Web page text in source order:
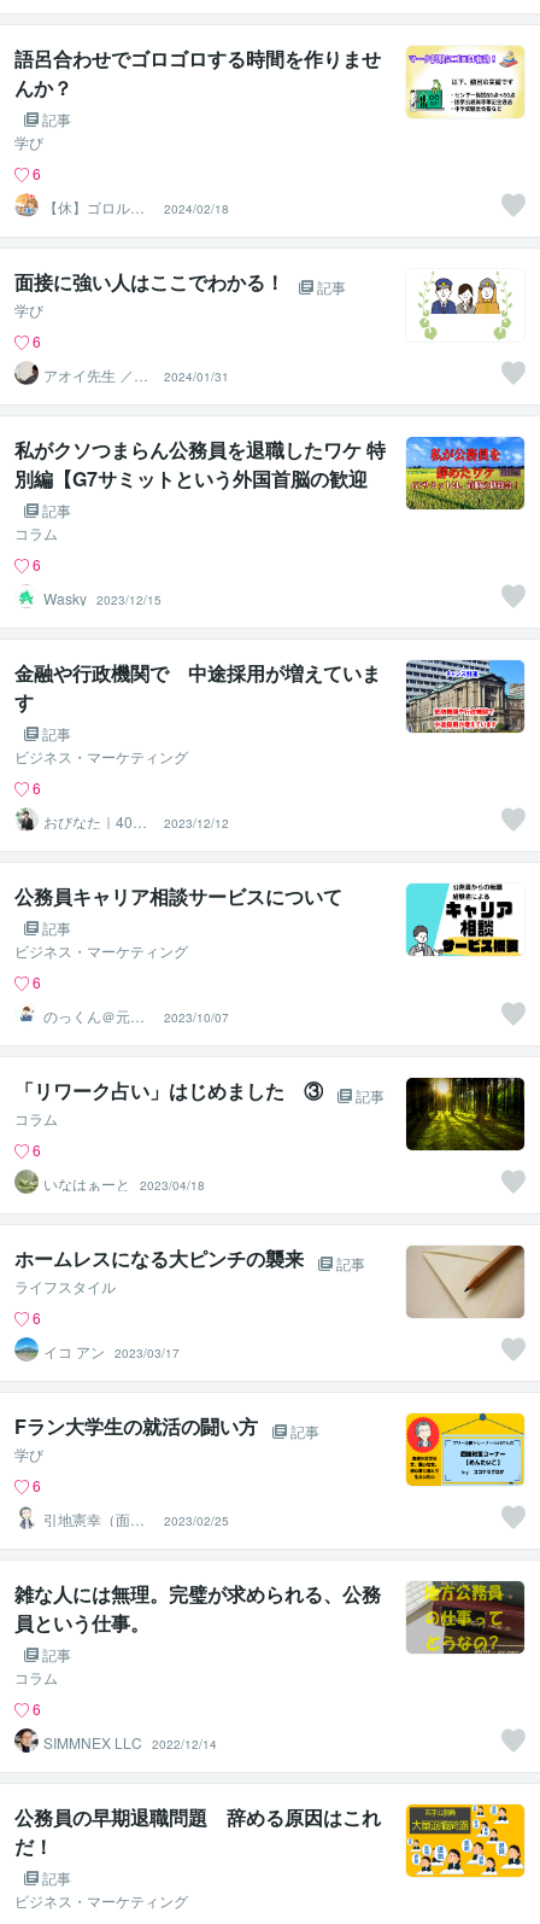
ガネ女子
語呂合わせでゴロゴロする時間を作りませ
んか？
記事
学び
6
【休】ゴロル～
まったりライフ
クラフター～
2024/02/18
面接に強い人はここでわかる！
記事
学び
6
アオイ先生 ／公
務員対策現役プ
ロ講師
2024/01/31
私がクソつまらん公務員を退職したワケ 特
別編【G7サミットという外国首脳の歓迎
会】記事
コラム
6
Wasky 2023/12/15
金融や行政機関で 中途採用が増えていま
す
記事
ビジネス・マーケティング
6
おびなた｜40
代・50代の就活
サポーター
2023/12/12
公務員キャリア相談サービスについて
記事
ビジネス・マーケティング
6
のっくん＠元公
務員
2023/10/07
「リワーク占い」はじめました ③
記事
コラム
6
いなはぁーと
2023/04/18
ホームレスになる大ピンチの襲来
記事
ライフスタイル
6
イコ アン
2023/03/17
Fラン大学生の就活の闘い方
記事
学び
6
引地憲幸（面接
トレーナーnori
さん）
2023/02/25
雑な人には無理。完璧が求められる、公務
員という仕事。
記事
コラム
6
SIMMNEX LLC
2022/12/14
公務員の早期退職問題 辞める原因はこれ
だ！
記事
ビジネス・マーケティング